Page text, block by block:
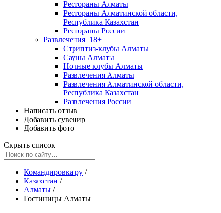
Рестораны Алматы
Рестораны Алматинской области,
Республика Казахстан
Рестораны России
Развлечения 18+
Стриптиз-клубы Алматы
Сауны Алматы
Ночные клубы Алматы
Развлечения Алматы
Развлечения Алматинской области,
Республика Казахстан
Развлечения России
Написать отзыв
Добавить сувенир
Добавить фото
Скрыть список
Командировка.ру /
Казахстан /
Алматы /
Гостиницы Алматы